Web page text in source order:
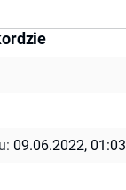
09.06.2022, 01:03